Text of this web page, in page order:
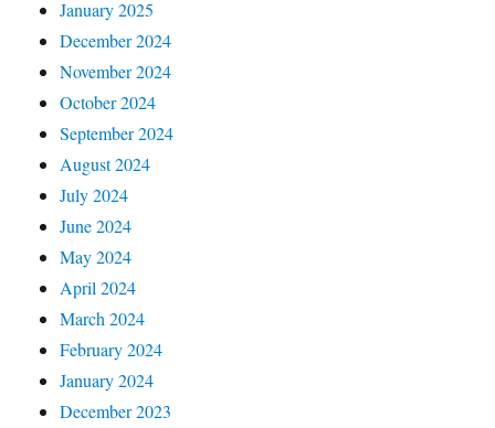
January 2025
December 2024
November 2024
October 2024
September 2024
August 2024
July 2024
June 2024
May 2024
April 2024
March 2024
February 2024
January 2024
December 2023